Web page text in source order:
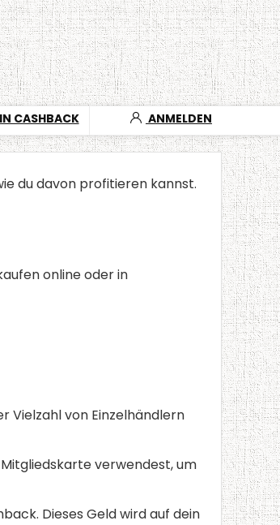
CASHBACK ANMELDEN
du davon profitieren kannst.
online oder in
Vielzahl von Einzelhändlern
verwendest, um
Dieses Geld wird auf dein